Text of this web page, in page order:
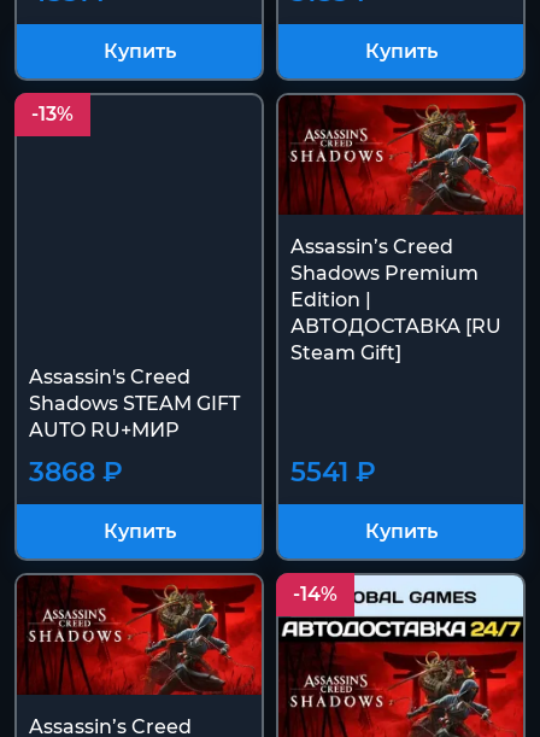
Купить Купить
-13%
Assassin's Creed
Shadows STEAM GIFT
AUTO RU+МИР
3868 ₽
Купить
Assassin’s Creed
Shadows Premium
Edition |
АВТОДОСТАВКА [RU
Steam Gift]
5541 ₽
Купить
Assassin’s Creed
-14%